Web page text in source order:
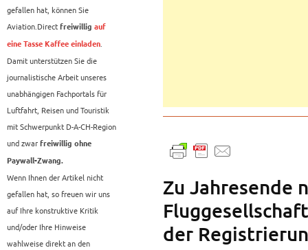
gefallen hat, können Sie
Aviation.Direct freiwillig auf
eine Tasse Kaffee einladen
Damit unterstützen Sie die
journalistische Arbeit unseres
unabhängigen Fachportals für
Luftfahrt, Reisen und Touristik
mit Schwerpunkt D-A-CH-Region
und zwar freiwillig ohne
Paywall-Zwang.
Wenn Ihnen der Artikel nicht
gefallen hat, so freuen wir uns
auf Ihre konstruktive Kritik
und/oder Ihre Hinweise
wahlweise direkt an den
Zu Jahresende
der